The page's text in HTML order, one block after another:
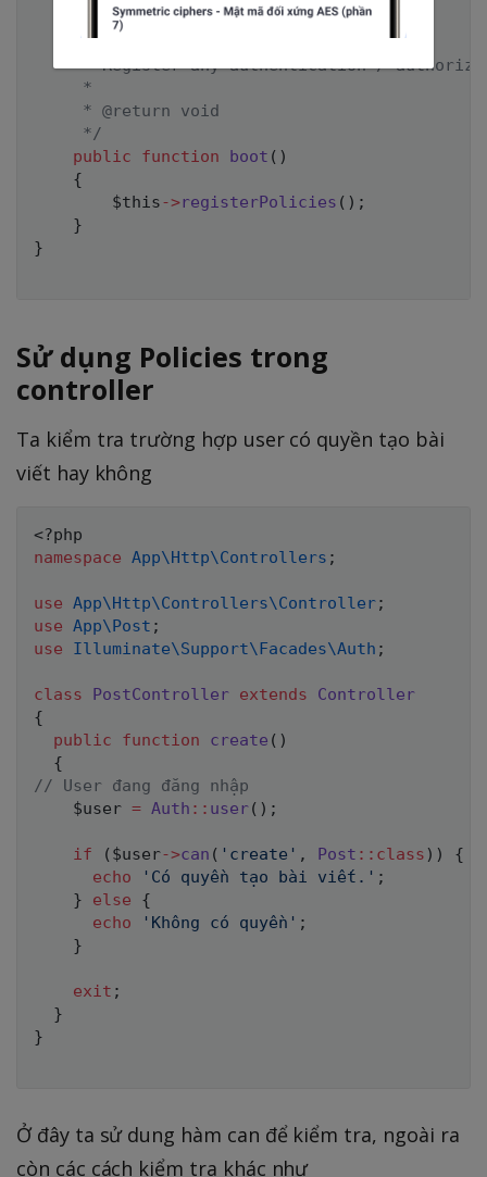
/**
* Register any authentication /
     *
     * @return void
     */
public
function boot ( )
{
$this->registerPolicies ( ) ;
}
}
Sử dụng Policies trong
controller
Ta kiểm tra trường hợp user có quyền tạo bài
viết hay không
<?php
namespace App\Http\Controllers ;
use App\Http\Controllers\Controller;
use App\Post ;
use
Illuminate\Support\Facades\Auth ;
class PostController extends
Controller
{
public
function create ( )
{
// User đang đăng nhập
$user = Auth :: user( ) ;
if ( $user->can ( 'create' , Post :: class ) )
{
echo
'Có quyền tạo bài viết.' ;
}
else
{
echo
'Không có quyền' ;
}
exit ;
}
}
Ở đây ta sử dung hàm can để kiểm tra, ngoài ra
còn các cách kiểm tra khác như